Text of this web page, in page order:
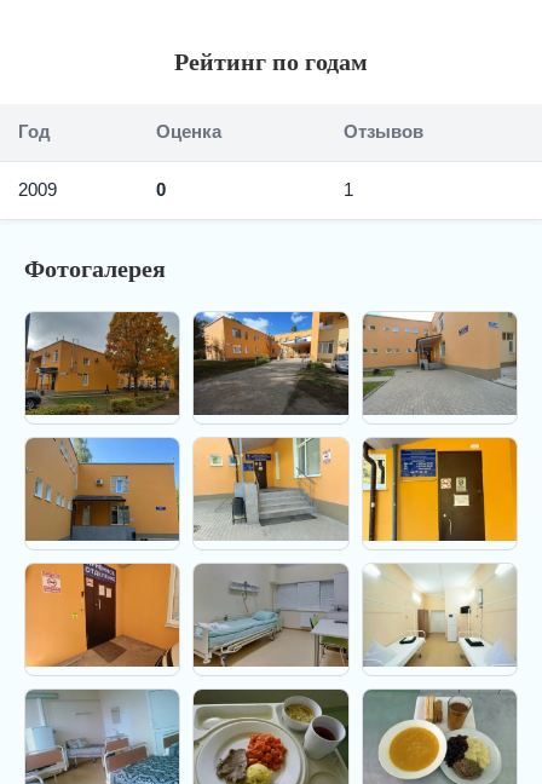
Рейтинг по годам
Год Оценка Отзывов
2009 0 1
Фотогалерея